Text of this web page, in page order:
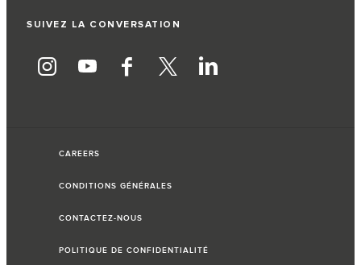
SUIVEZ LA CONVERSATION
CAREERS
CONDITIONS GÉNÉRALES
CONTACTEZ-NOUS
POLITIQUE DE CONFIDENTIALITÉ